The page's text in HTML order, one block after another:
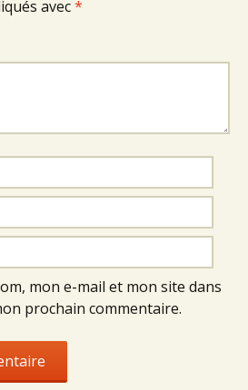
avec*
mon e-mail et mon site dans
prochain commentaire.